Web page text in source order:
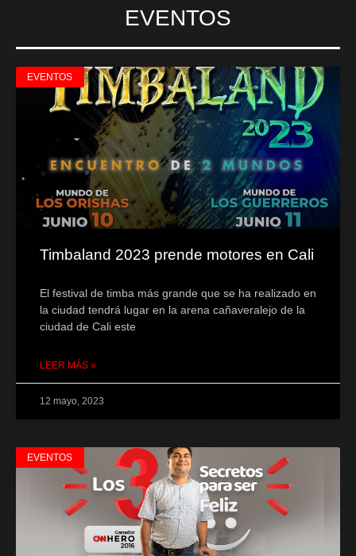
EVENTOS
EVENTOS
Timbaland 2023 prende motores en Cali
El festival de timba más grande que se ha realizado en
la ciudad tendrá lugar en la arena cañaveralejo de la
ciudad de Cali este
LEER MÁS »
12 mayo, 2023
EVENTOS